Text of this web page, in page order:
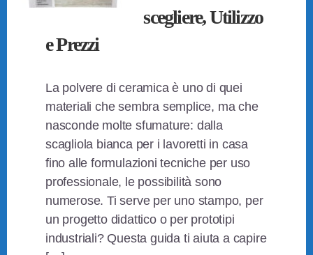
scegliere, Utilizzo
e Prezzi
La polvere di ceramica è uno di quei
materiali che sembra semplice, ma che
nasconde molte sfumature: dalla
scagliola bianca per i lavoretti in casa
fino alle formulazioni tecniche per uso
professionale, le possibilità sono
numerose. Ti serve per uno stampo, per
un progetto didattico o per prototipi
industriali? Questa guida ti aiuta a capire